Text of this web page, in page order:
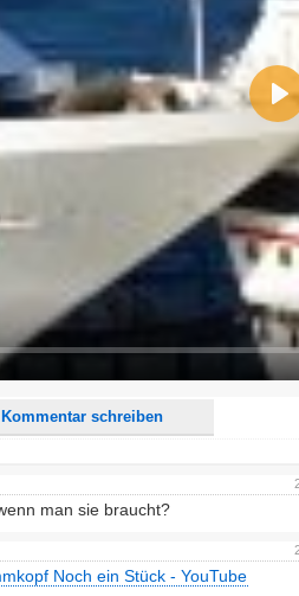
Kommentar schreiben
<i> werden aus Deinem Kommentar entfernt.
Bitte verwende "www." oder "http://" in URLs
meinem Kommentar Antworten erscheinen.
dieser Seite weitere Kommentare erscheinen.
man sie braucht?
Noch ein Stück - YouTube